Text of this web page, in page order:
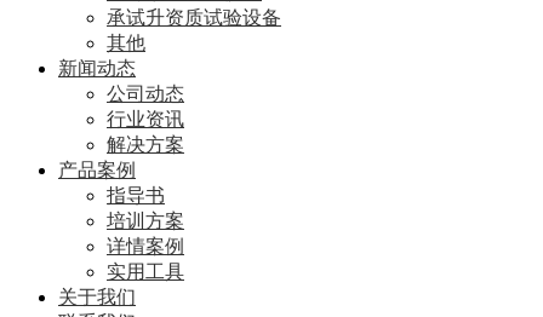
承试升资质试验设备
其他
新闻动态
公司动态
行业资讯
解决方案
产品案例
指导书
培训方案
详情案例
实用工具
关于我们